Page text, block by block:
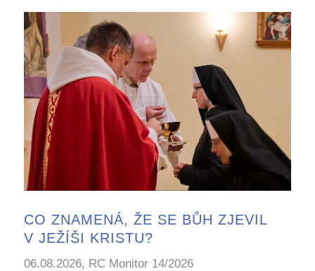
CO ZNAMENÁ, ŽE SE BŮH ZJEVIL
V JEŽÍŠI KRISTU?
06.08.2026, RC Monitor 14/2026